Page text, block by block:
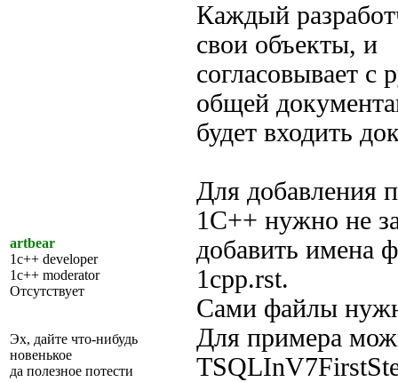
artbear
1c++ developer
1c++ moderator
Отсутствует
Эх, дайте что-нибудь
новенькое
да полезное потести
Каждый
свои объекты, и
согласовывает с
общей
будет входить
Для добавления
1С++ нужно не
добавить имена
1cpp.rst.
Сами файлы
Для примера